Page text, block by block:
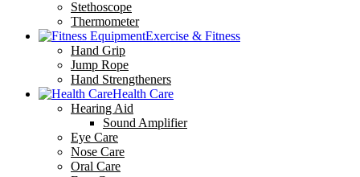
Stethoscope
Thermometer
Exercise & Fitness
Hand Grip
Jump Rope
Hand Strengtheners
Health Care
Hearing Aid
Sound Amplifier
Eye Care
Nose Care
Oral Care